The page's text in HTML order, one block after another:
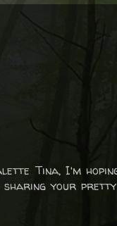
Tina, I'm
your